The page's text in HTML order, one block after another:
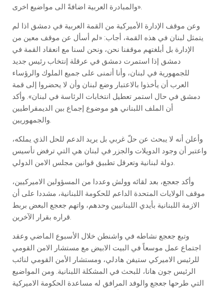
والمبادرة العربية اضافةً الى مواضيع اخرى».
وعن موقف الإدارة الأميركية من القمة العربية في دمشق اذا لم
يتمثل لبنان في هذه القمة، أجاب: «لم أسأل عن موقف معين من
الإدارة بل أبلغتهم موقفنا نحن، ونحن لسنا مع انعقاد القمة في
دمشق إذا استمرت دمشق في عرقلة إنتخاب رئيس جديد
للجمهورية في لبنان، وأنا أتمنى على جميع الملوك والرؤساء
العرب أن يأخذوا بالاعتبار وضع لبنان وأن لا يحضروا إلى قمة
دمشق في حال استمر تعطيل انتخابات الرئاسة في لبنان». وأكد
أن الملف اللبناني هو موضوع إجماع بين الديمقراطيين
والجمهوريين.
وأعلن أنه لا يبحث عن حلّ غربي بل يريد الدعم للحل الذي يملكه،
واعتبر أن وجود الدويلات والجزر في لبنان هي التي ترفض تأسيس
دولة لبنانية وتعرقل تطبيق قوانين مجلس الامن الدولي.
وأكد جعجع، بعد لقائه وولش وعددا من المسؤولين الاميركيين،
موقف الولايات المتحدة الداعم للحكومة اللبنانية، مشددا على أن
الازمة اللبنانية بأيدي اللبنانيين وحدهم، واتهم جعجع البعض بربط
قراره بقرار الآخرين.
وتبع جعجع نشاطه في واشنطن خلال الأسبوع الماضي وعقد
اجتماع عمل موسعاً في البيت الابيض مع مستشار الامن القومي
للرئيس الاميركي ستيفن هادلي، ومستشار الأمن القومي لنائب
الرئيس جون هانا، للبحث في المشكلة اللبنانية. ومن المواضيع
التي طرحها جعجع والوفد المرافق له مساعدة الحكومة الاميركية